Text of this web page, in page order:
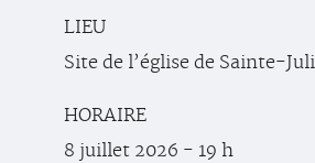
LIEU
Site de l’église de Sainte-
HORAIRE
8 juillet 2026 - 19 h